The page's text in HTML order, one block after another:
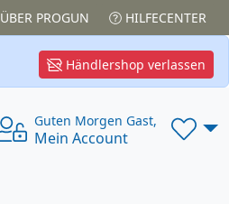
ÜBER PROGUN HILFECENTER
Händlershop verlassen
Guten Morgen Gast,
Mein Account